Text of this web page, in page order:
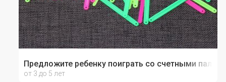
Предложите ребенку поиграть со счетными
от 3 до 5 лет